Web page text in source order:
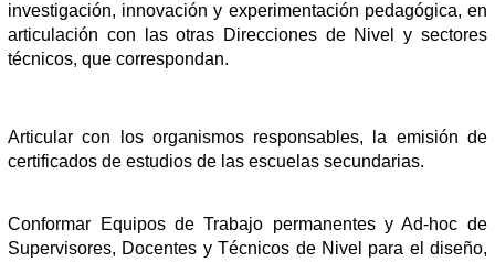
investigación, innovación y experimentación pedagógica, en
articulación con las otras Direcciones de Nivel y sectores
técnicos, que correspondan.
Articular con los organismos responsables, la emisión de
certificados de estudios de las escuelas secundarias.
Conformar Equipos de Trabajo permanentes y Ad-hoc de
Supervisores, Docentes y Técnicos de Nivel para el diseño,